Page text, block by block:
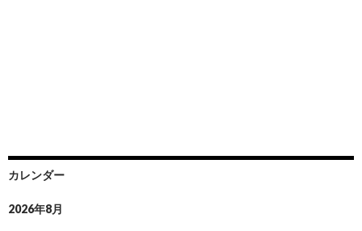
カレンダー
2026年8月